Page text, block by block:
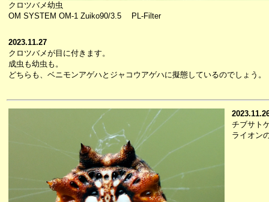
クロツバメ幼虫
OM SYSTEM OM-1 Zuiko90/3.5 PL-Filter
2023.11.27
クロツバメが目に付きます。
成虫も幼虫も。
どちらも、ベニモンアゲハとジャコウアゲハに擬態しているのでしょう。
チブサト
ライオン